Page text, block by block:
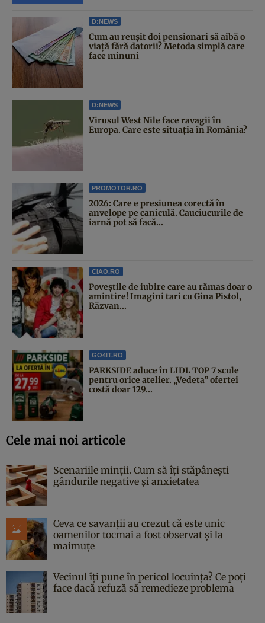
D:NEWS
Cum au reușit doi pensionari să aibă o
viață fără datorii? Metoda simplă care
face minuni
D:NEWS
Virusul West Nile face ravagii în
Europa. Care este situația în România?
PROMOTOR.RO
2026: Care e presiunea corectă în
anvelope pe caniculă. Cauciucurile de
iarnă pot să facă...
CIAO.RO
Poveştile de iubire care au rămas doar o
amintire! Imagini tari cu Gina Pistol,
Răzvan...
GO4IT.RO
PARKSIDE aduce în LIDL TOP 7 scule
pentru orice atelier. „Vedeta” ofertei
costă doar 129...
Cele mai noi articole
Scenariile minții. Cum să îți stăpânești
gândurile negative și anxietatea
Ceva ce savanții au crezut că este unic
oamenilor tocmai a fost observat și la
maimuțe
Vecinul îți pune în pericol locuința? Ce poți
face dacă refuză să remedieze problema